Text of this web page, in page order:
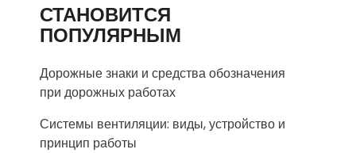
СТАНОВИТСЯ
ПОПУЛЯРНЫМ
Дорожные знаки и средства обозначения
при дорожных работах
Системы вентиляции: виды, устройство и
принцип работы